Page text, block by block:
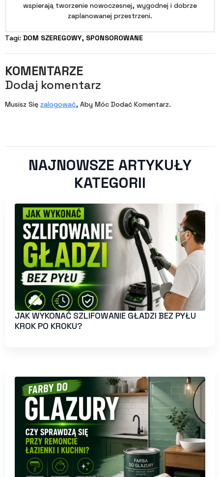
wspierają tworzenie nowoczesnej, wygodnej i dobrze
zaplanowanej przestrzeni.
Tagi: DOM SZEREGOWY SPONSOROWANE
KOMENTARZE
Dodaj komentarz
Musisz Się zalogować, Aby Móc Dodać Komentarz.
NAJNOWSZE ARTYKUŁY
KATEGORII
JAK WYKONAĆ SZLIFOWANIE GŁADZI BEZ PYŁU
KROK PO KROKU?